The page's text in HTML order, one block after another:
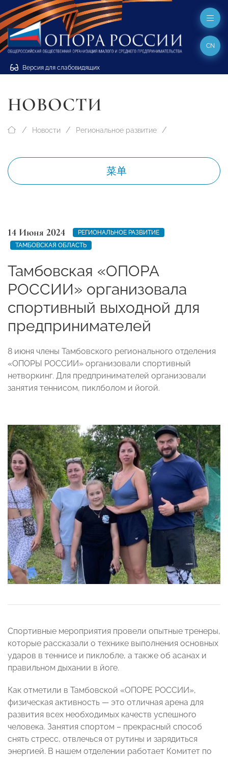
Версия для слабовидящих
CN
НОВОСТИ
Новости Региональное развитие
菜单
14 Июня 2024
РЕГИОНАЛЬНОЕ РАЗВИТИЕ
ТАМБОВСКАЯ ОБЛАСТЬ
Тамбовская «ОПОРА
РОССИИ» организовала
спортивный выходной для
предпринимателей
8 июня члены Тамбовского регионального отделения
«ОПОРЫ РОССИИ» организовали спортивный
нетворкинг. Для предпринимателей организовали
занятия теннисом, пиклболом и йогой.
Спортивные мероприятия провели опытные тренеры,
которые рассказали о технике выполнения основных
ударов в теннисе и пиклобле, а также об асанах и
правильном дыхании в йоге.
Как отметили в Тамбовской «ОПОРЕ РОССИИ»,
физическая активность — это отличная арена для
развития всех необходимых качеств успешного
человека. Занятия спортом – прекрасный способ
снять стресс, отвлечься от рутины и зарядиться
энергией. В нашем отделении работает Комитет по